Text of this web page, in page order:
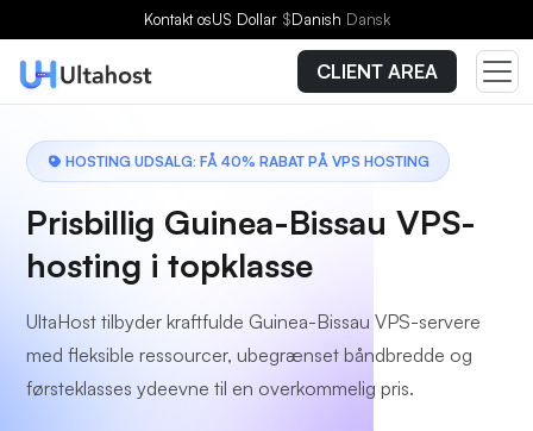
Kontakt osUS Dollar $Danish Dansk
CLIENT AREA
HOSTING UDSALG: FÅ 40% RABAT PÅ VPS HOSTING
Prisbillig Guinea-Bissau VPS-
hosting i topklasse
UltaHost tilbyder kraftfulde Guinea-Bissau VPS-servere
med fleksible ressourcer, ubegrænset båndbredde og
førsteklasses ydeevne til en overkommelig pris.